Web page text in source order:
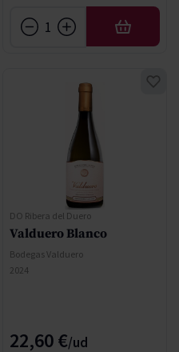
AÑADIR
DO Ribera del Duero
Valduero Blanco
Bodegas Valduero
2024
22,60 €